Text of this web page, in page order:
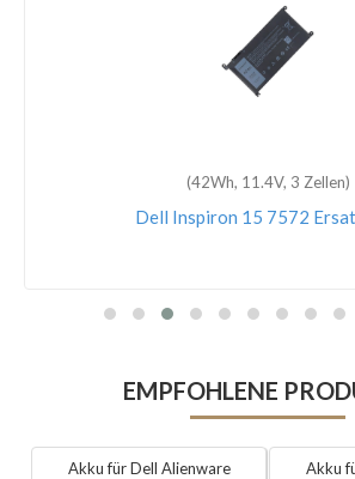
(42Wh, 11.4V, 3 Zellen)
Dell Inspiron 15 7572
EMPFOHLENE
Akku für Dell Alienware
Akku